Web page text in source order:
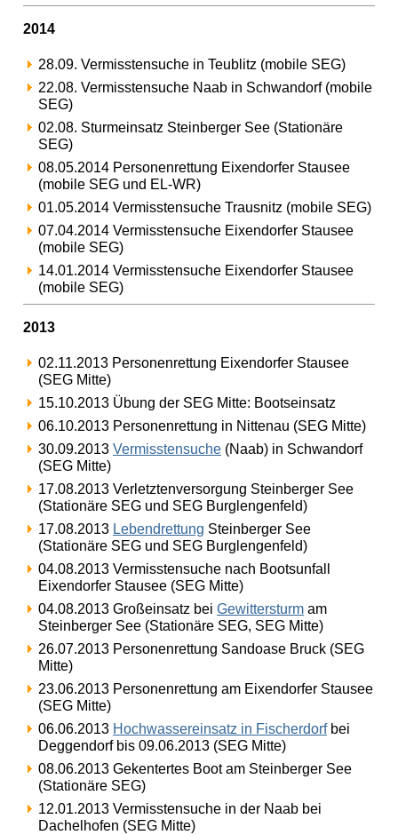
2014
28.09. Vermisstensuche in Teublitz (mobile SEG)
22.08. Vermisstensuche Naab in Schwandorf (mobile
SEG)
02.08. Sturmeinsatz Steinberger See (Stationäre
SEG)
08.05.2014 Personenrettung Eixendorfer Stausee
(mobile SEG und EL-WR)
01.05.2014 Vermisstensuche Trausnitz (mobile SEG)
07.04.2014 Vermisstensuche Eixendorfer Stausee
(mobile SEG)
14.01.2014 Vermisstensuche Eixendorfer Stausee
(mobile SEG)
2013
02.11.2013 Personenrettung Eixendorfer Stausee
(SEG Mitte)
15.10.2013 Übung der SEG Mitte: Bootseinsatz
06.10.2013 Personenrettung in Nittenau (SEG Mitte)
30.09.2013 Vermisstensuche (Naab) in Schwandorf
(SEG Mitte)
17.08.2013 Verletztenversorgung Steinberger See
(Stationäre SEG und SEG Burglengenfeld)
17.08.2013 Lebendrettung Steinberger See
(Stationäre SEG und SEG Burglengenfeld)
04.08.2013 Vermisstensuche nach Bootsunfall
Eixendorfer Stausee (SEG Mitte)
04.08.2013 Großeinsatz bei Gewittersturm am
Steinberger See (Stationäre SEG, SEG Mitte)
26.07.2013 Personenrettung Sandoase Bruck (SEG
Mitte)
23.06.2013 Personenrettung am Eixendorfer Stausee
(SEG Mitte)
06.06.2013 Hochwassereinsatz in Fischerdorfbei
Deggendorf bis 09.06.2013 (SEG Mitte)
08.06.2013 Gekentertes Boot am Steinberger See
(Stationäre SEG)
12.01.2013 Vermisstensuche in der Naab bei
Dachelhofen (SEG Mitte)